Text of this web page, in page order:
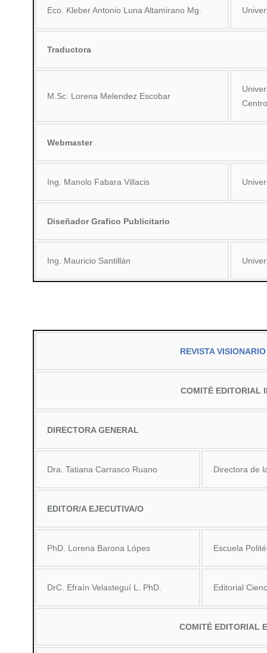
Eco. Kleber Antonio Luna Altamirano Mg.
Traductora
M.Sc. Lorena Melendez Escobar
Webmaster
Ing. Manolo Fabara Villacis
Diseñador Grafico Publicitario
Ing. Mauricio Santillán
REVISTA
COMITÉ EDITORIAL
DIRECTORA GENERAL
Dra. Tatiana Carrasco Ruano Directora de
EDITOR/A EJECUTIVA/O
PhD. Lorena Barona Lópes Escuela
DrC. Efraín Velasteguí L. PhD. Editorial
COMITÉ EDITORIAL